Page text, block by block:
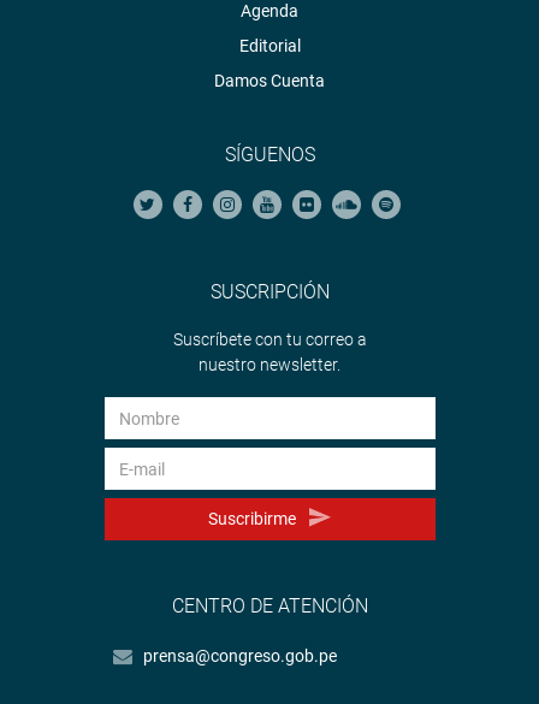
Agenda
Editorial
Damos Cuenta
SÍGUENOS
SUSCRIPCIÓN
Suscríbete con tu correo a
nuestro newsletter.
Suscribirme
CENTRO DE ATENCIÓN
prensa@congreso.gob.pe